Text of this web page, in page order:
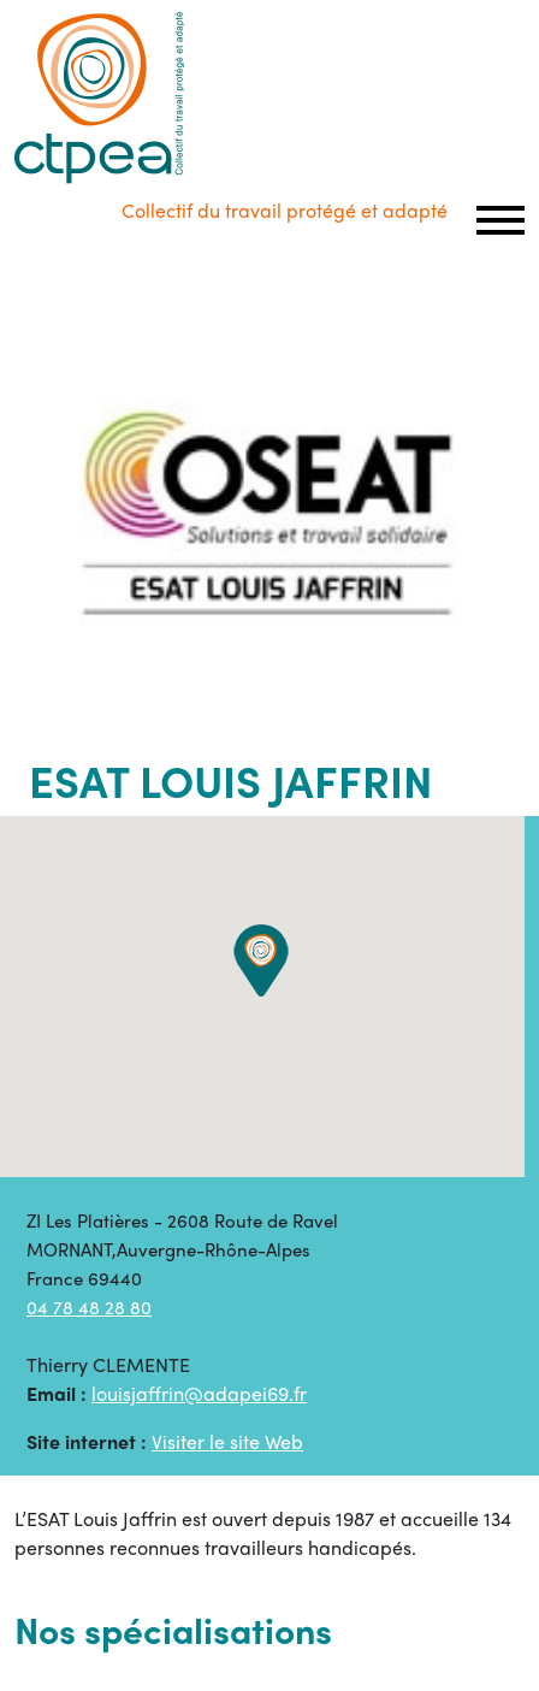
Collectif du travail protégé et adapté
ESAT LOUIS JAFFRIN
ZI Les Platières - 2608 Route de Ravel
MORNANT,Auvergne-Rhône-Alpes
France 69440
04 78 48 28 80
Thierry CLEMENTE
Email : louisjaffrin@adapei69.fr
Site internet : Visiter le site Web
L’ESAT Louis Jaffrin est ouvert depuis 1987 et accueille 134
personnes reconnues travailleurs handicapés.
Nos spécialisations
Panneau de gestion des cookies